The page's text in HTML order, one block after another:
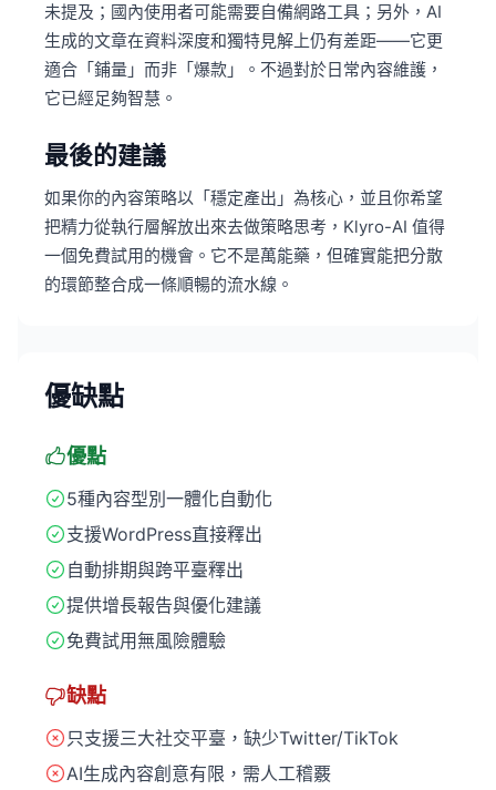
未提及；國內使用者可能需要自備網路工具；另外，AI
生成的文章在資料深度和獨特見解上仍有差距——它更
適合「鋪量」而非「爆款」。不過對於日常內容維護，
它已經足夠智慧。
最後的建議
如果你的內容策略以「穩定產出」為核心，並且你希望
把精力從執行層解放出來去做策略思考，Klyro-AI 值得
一個免費試用的機會。它不是萬能藥，但確實能把分散
的環節整合成一條順暢的流水線。
優缺點
優點
5種內容型別一體化自動化
支援WordPress直接釋出
自動排期與跨平臺釋出
提供增長報告與優化建議
免費試用無風險體驗
缺點
只支援三大社交平臺，缺少Twitter/TikTok
AI生成內容創意有限，需人工稽覈